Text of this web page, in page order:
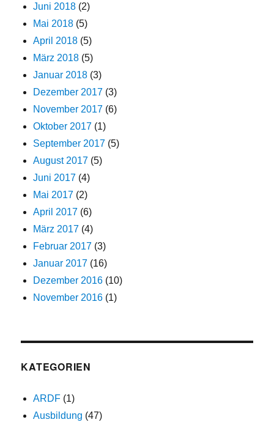
Juni 2018 (2)
Mai 2018 (5)
April 2018 (5)
März 2018 (5)
Januar 2018 (3)
Dezember 2017 (3)
November 2017 (6)
Oktober 2017 (1)
September 2017 (5)
August 2017 (5)
Juni 2017 (4)
Mai 2017 (2)
April 2017 (6)
März 2017 (4)
Februar 2017 (3)
Januar 2017 (16)
Dezember 2016 (10)
November 2016 (1)
KATEGORIEN
ARDF (1)
Ausbildung (47)